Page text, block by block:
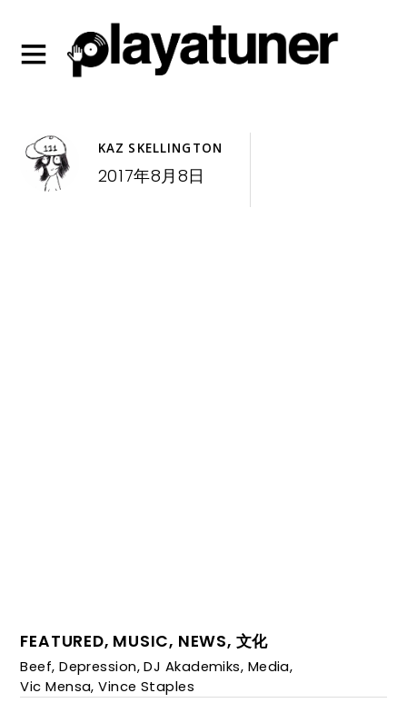
KAZ SKELLINGTON
2017年8月8日
FEATURED, MUSIC, NEWS, 文化
Beef,Depression,DJ Akademiks, Media,
Vic Mensa,Vince Staples